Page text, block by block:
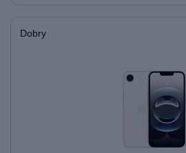
Dobry